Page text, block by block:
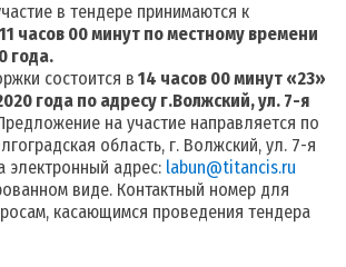
в тендере принимаются к
часов 00 минут по местному времени
года.
состоится в 14 часов 00 минут «23»
года по адресу г.Волжский, ул. 7-я
на участие направляется по
область, г. Волжский, ул. 7-я
электронный адрес: labun@titancis.ru
виде. Контактный номер для
касающимся проведения тендера